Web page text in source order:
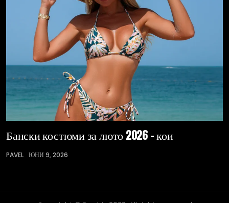
Бански костюми за люто 2026 – кои
PAVEL ЮНИ 9, 2026